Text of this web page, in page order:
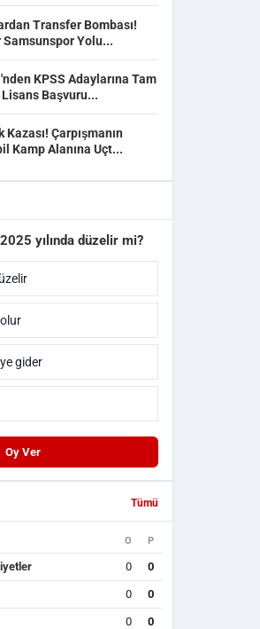
Transfer Bombası!
Samsunspor Yolu...
KPSS Adaylarına Tam
Başvuru...
Çarpışmanın
Kamp Alanına Uçt...
yılında düzelir mi?
gider
Oy Ver
Tümü
O P
0 0
0 0
0 0